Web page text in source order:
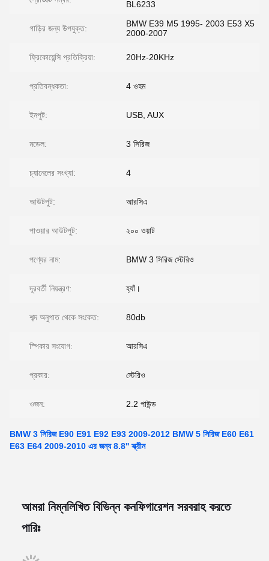
BL6233
গাড়ির জন্য উপযুক্ত:
BMW E39 M5 1995- 2003 E53 X5
2000-2007
ফ্রিকোয়েন্সি প্রতিক্রিয়া: 20Hz-20KHz
প্রতিবন্ধকতা: 4 ওহম
ইনপুট: USB, AUX
মডেল: 3 সিরিজ
চ্যানেলের সংখ্যা: 4
আউটপুট: আরসিএ
পাওয়ার আউটপুট: ২০০ ওয়াট
পণ্যের নাম: BMW 3 সিরিজ স্টেরিও
দূরবর্তী নিয়ন্ত্রণ: হ্যাঁ।
শব্দ অনুপাত থেকে সংকেত: 80db
স্পিকার সংযোগ: আরসিএ
প্রকার: স্টেরিও
ওজন: 2.2 পাউন্ড
BMW 3 সিরিজ E90 E91 E92 E93 2009-2012 BMW 5 সিরিজ E60 E61
E63 E64 2009-2010 এর জন্য 8.8'' স্ক্রীন
আমরা নিম্নলিখিত বিভিন্ন কনফিগারেশন সরবরাহ করতে
পারিঃ